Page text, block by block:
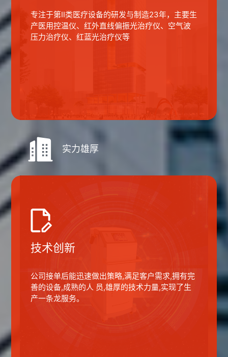
专注于第II类医疗设备的研发与制造23年，主要生
产医用控温仪、红外直线偏振光治疗仪、空气波
压力治疗仪、红蓝光治疗仪等
实力雄厚
技术创新
公司接单后能迅速做出策略,满足客户需求,拥有完
善的设备,成熟的人 员,雄厚的技术力量,实现了生
产一条龙服务。